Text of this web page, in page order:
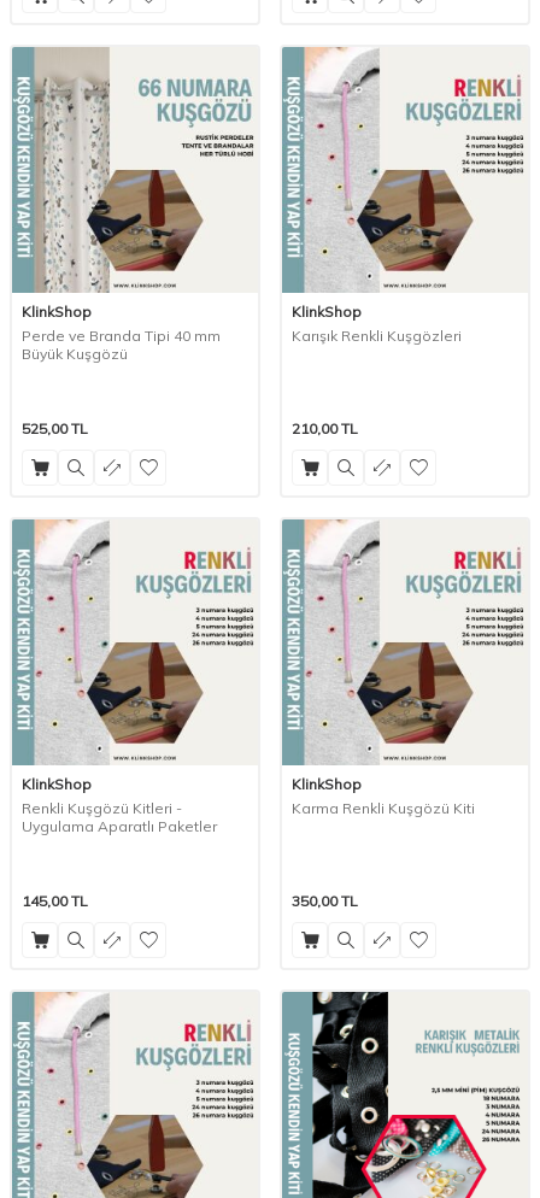
KlinkShop
Perde ve Branda Tipi 40 mm
Büyük Kuşgözü
525,00TL
KlinkShop
Karışık Renkli Kuşgözleri
210,00TL
KlinkShop
Renkli Kuşgözü Kitleri -
Uygulama Aparatlı Paketler
145,00TL
KlinkShop
Karma Renkli Kuşgözü Kiti
350,00TL